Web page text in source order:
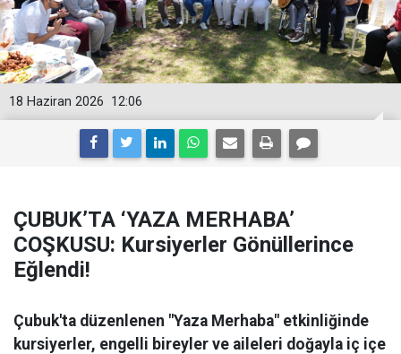
12:06
18 Haziran 2026
ÇUBUK’TA ‘YAZA MERHABA’
COŞKUSU: Kursiyerler Gönüllerince
Eğlendi!
Çubuk'ta düzenlenen "Yaza Merhaba" etkinliğinde
kursiyerler, engelli bireyler ve aileleri doğayla iç içe